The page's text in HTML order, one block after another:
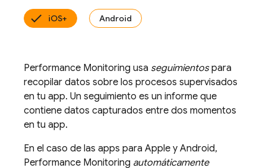
iOS+ Android
Performance Monitoring usa seguimientospara
recopilar datos sobre los procesos supervisados
en tu app. Un seguimiento es un informe que
contiene datos capturados entre dos momentos
en tu app.
En el caso de las apps para Apple y Android,
Performance Monitoring automáticamente